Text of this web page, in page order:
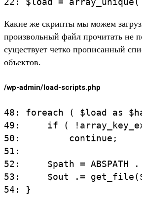
Какие же скрипты мы можем
произвольный файл прочитать не
существует четко прописанный
объектов.
/wp-admin/load-scripts.php
48: foreach ( $load as
49:     if (
50:         continue;
51:
52:     $path = ABSPATH
53:     $out .=